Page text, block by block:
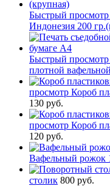
Быстрый просмотр
Индонезия 200
Быстрый просмотр
плотной
просмотр Короб
130 руб.
просмотр Короб
120 руб.
Вафельный рожок
столик 800 руб.